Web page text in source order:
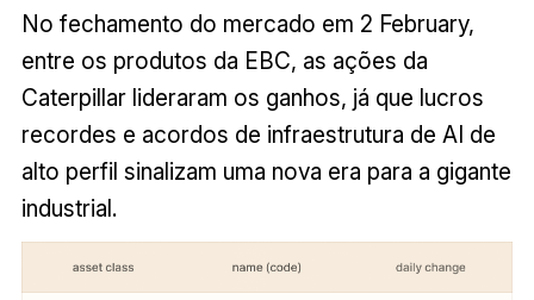
No fechamento do mercado em 2 February,
entre os produtos da EBC, as ações da
Caterpillar lideraram os ganhos, já que lucros
recordes e acordos de infraestrutura de AI de
alto perfil sinalizam uma nova era para a gigante
industrial.